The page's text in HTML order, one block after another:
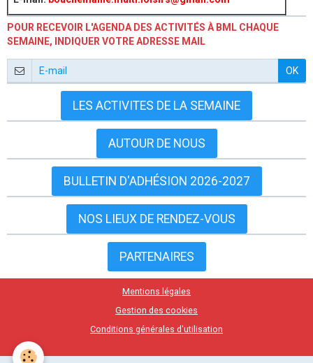
POUR RECEVOIR L'AGENDA DES ACTIVITÉS À BML CHAQUE
SEMAINE, INDIQUER VOTRE ADRESSE MAIL
OK
LES ACTIVITES DE LA SEMAINE
AUTOUR DE NOUS
BULLETIN D'ADHÉSION 2026-2027
NOS LIEUX DE RENDEZ-VOUS
PARTENAIRES
Mentions légales
Gestion des cookies
Conditions générales d'utilisation